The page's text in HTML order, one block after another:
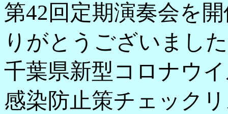
第42回定期演奏会を
りがとうございまし
千葉県新型コロナウ
感染防止策チェック